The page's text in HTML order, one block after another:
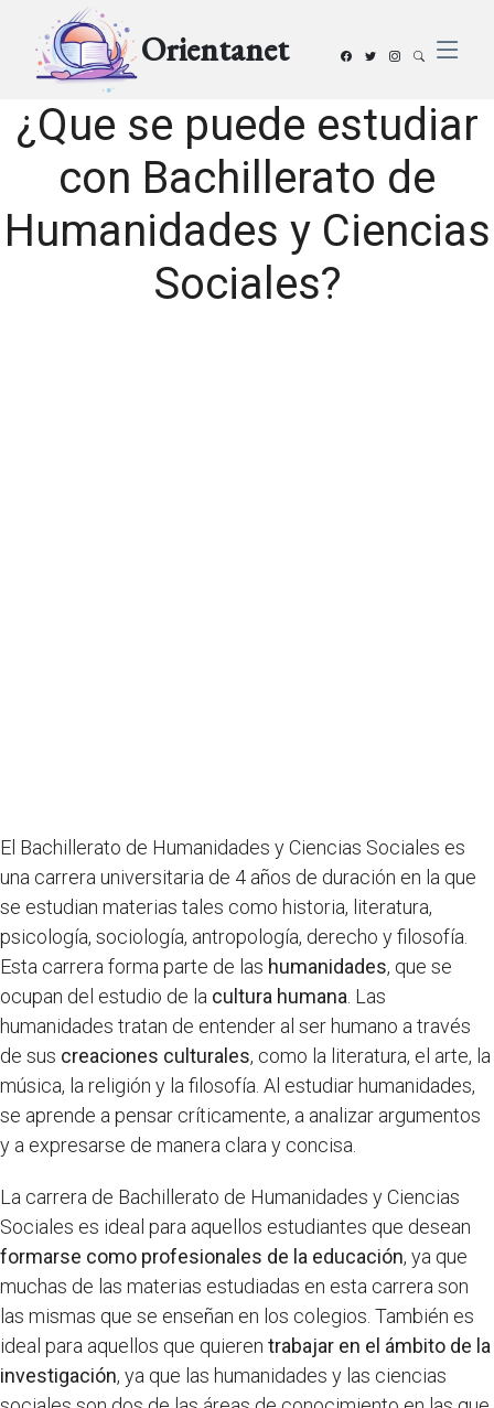
Orientanet
¿Que se puede estudiar
con Bachillerato de
Humanidades y Ciencias
Sociales?
El Bachillerato de Humanidades y Ciencias Sociales es
una carrera universitaria de 4 años de duración en la que
se estudian materias tales como historia, literatura,
psicología, sociología, antropología, derecho y filosofía.
Esta carrera forma parte de las humanidades, que se
ocupan del estudio de la cultura humana . Las
humanidades tratan de entender al ser humano a través
de sus creaciones culturales, como la literatura, el arte, la
música, la religión y la filosofía. Al estudiar humanidades,
se aprende a pensar críticamente, a analizar argumentos
y a expresarse de manera clara y concisa.
La carrera de Bachillerato de Humanidades y Ciencias
Sociales es ideal para aquellos estudiantes que desean
formarse como profesionales de la educación, ya que
muchas de las materias estudiadas en esta carrera son
las mismas que se enseñan en los colegios. También es
ideal para aquellos que quieren trabajar en el ámbito de la
investigación, ya que las humanidades y las ciencias